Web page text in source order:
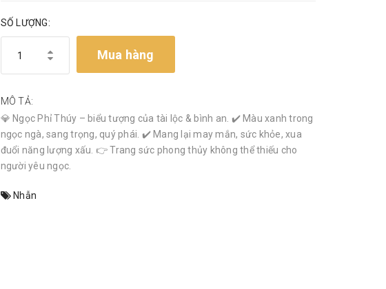
SỐ LƯỢNG:
Mua hàng
MÔ TẢ:
💎 Ngọc Phỉ Thúy – biểu tượng của tài lộc & bình an. ✔️ Màu xanh trong
ngọc ngà, sang trọng, quý phái. ✔️ Mang lại may mắn, sức khỏe, xua
đuổi năng lượng xấu. 👉 Trang sức phong thủy không thể thiếu cho
người yêu ngọc.
Nhẫn